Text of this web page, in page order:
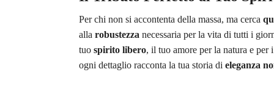
Per chi non si accontenta della massa, ma cerca
alla robustezza necessaria per la vita di tutti i
tuo spirito libero, il tuo amore per la natura e per
ogni dettaglio racconta la tua storia di eleganza